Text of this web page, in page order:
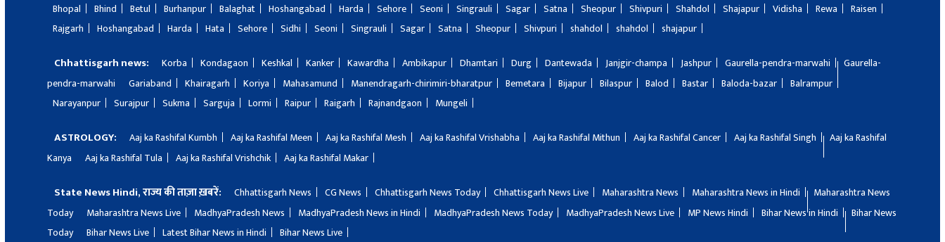
Bhopal
Bhind Betul Burhanpur Balaghat Hoshangabad Harda Sehore Seoni Singrauli Sagar Satna Sheopur Shivpuri Shahdol Shajapur Vidisha Rewa
Raisen
Rajgarh
Hoshangabad Harda Hata Sehore Sidhi Seoni Singrauli Sagar Satna Sheopur Shivpuri shahdol shahdol shajapur
Chhattisgarh news: Korba Kondagaon Keshkal Kanker Kawardha Ambikapur Dhamtari Durg Dantewada Janjgir-champa Jashpur Gaurella-pendra-marwahi
Gaurella-
pendra-marwahi
Gariaband Khairagarh Koriya Mahasamund Manendragarh-chirimiri-bharatpur Bemetara Bijapur Bilaspur Balod Bastar Baloda-bazar
Balrampur
Narayanpur
Surajpur Sukma Sarguja Lormi Raipur Raigarh Rajnandgaon Mungeli
ASTROLOGY: Aaj ka Rashifal Kumbh Aaj ka Rashifal Meen Aaj ka Rashifal Mesh Aaj ka Rashifal Vrishabha Aaj ka Rashifal Mithun Aaj ka Rashifal Cancer Aaj ka Rashifal Singh
Aaj ka Rashifal
Kanya
Aaj ka Rashifal Tula Aaj ka Rashifal Vrishchik Aaj ka Rashifal Makar
State News Hindi, राज्य की ताज़ा ख़बरें: Chhattisgarh News CG News Chhattisgarh News Today Chhattisgarh News Live Maharashtra News Maharashtra News in Hindi
Maharashtra News
Today
Maharashtra News Live MadhyaPradesh News MadhyaPradesh News in Hindi MadhyaPradesh News Today MadhyaPradesh News Live MP News Hindi Bihar News in Hindi
Bihar News
Today
Bihar News Live Latest Bihar News in Hindi Bihar News Live